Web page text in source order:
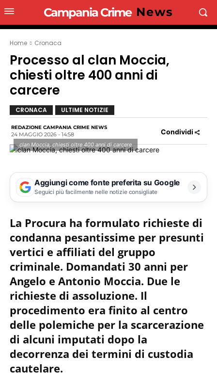
Campania Crime News
Home Cronaca
Processo al clan Moccia,
chiesti oltre 400 anni di
carcere
CRONACA ULTIME NOTIZIE
REDAZIONE CAMPANIA CRIME NEWS
24 MAGGIO 2026 - 14:58 Condividi
clan Moccia, chiesti oltre 400 anni di carcere
Aggiungi come fonte preferita su Google
Seguici più facilmente nelle notizie consigliate
La Procura ha formulato richieste di
condanna pesantissime per presunti
vertici e affiliati del gruppo
criminale. Domandati 30 anni per
Angelo e Antonio Moccia. Due le
richieste di assoluzione. Il
procedimento era finito al centro
delle polemiche per la scarcerazione
di alcuni imputati dopo la
decorrenza dei termini di custodia
cautelare.